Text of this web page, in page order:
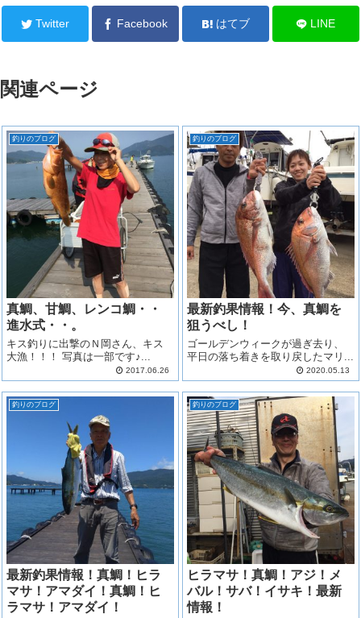
Twitter Facebook はてブ LINE
関連ページ
釣りのブログ
真鯛、甘鯛、レンコ鯛・・
進水式・・。
キス釣りに出撃のＮ岡さん、キス
大漁！！！ 写真は一部です♪...
2017.06.26
釣りのブログ
最新釣果情報！今、真鯛を
狙うべし！
ゴールデンウィークが過ぎ去り、
平日の落ち着きを取り戻したマリ...
2020.05.13
釣りのブログ
最新釣果情報！真鯛！ヒラ
マサ！アマダイ！真鯛！ヒ
ラマサ！アマダイ！
釣りのブログ
ヒラマサ！真鯛！アジ！メ
バル！サバ！イサキ！最新
情報！